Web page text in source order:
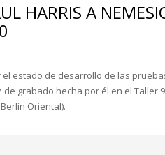
HARRIS A
estado de desarrollo de las
grabado hecha por él en el Taller
Oriental).